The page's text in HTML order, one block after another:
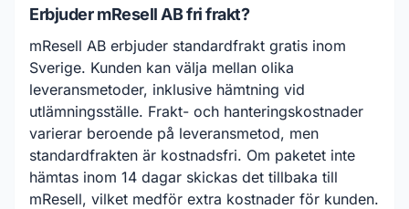
Erbjuder mResell AB fri frakt?
mResell AB erbjuder standardfrakt gratis inom
Sverige. Kunden kan välja mellan olika
leveransmetoder, inklusive hämtning vid
utlämningsställe. Frakt- och hanteringskostnader
varierar beroende på leveransmetod, men
standardfrakten är kostnadsfri. Om paketet inte
hämtas inom 14 dagar skickas det tillbaka till
mResell, vilket medför extra kostnader för kunden.